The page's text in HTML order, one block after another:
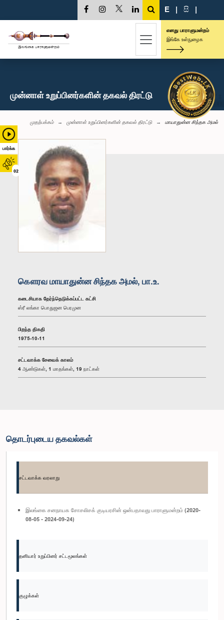
பார்க்க
02
E | සි |
எனது பாராளுமன்றம்
இங்கே உள்நுழைக
முன்னாள் உறுப்பினர்களின் தகவல் திரட்டு
முதற்பக்கம் முன்னாள் உறுப்பினர்களின் தகவல் திரட்டு மாயாதுன்ன சிந்தக அமல்
கௌரவ மாயாதுன்ன சிந்தக அமல், பா.உ.
கடைசியாக தேர்ந்தெடுக்கப்பட்ட கட்சி
ஸ்ரீ லங்கா பொதுஜன பெரமுன
பிறந்த திகதி
1975-10-11
சட்டவாக்க சேவைக் காலம்
4 ஆண்டுகள், 1 மாதங்கள், 19 நாட்கள்
தொடர்புடைய தகவல்கள்
சட்டவாக்க வரலாறு
இலங்கை சனநாயக சோசலிசக் குடியரசின் ஒன்பதாவது பாராளுமன்றம் (2020-
08-05 - 2024-09-24)
தனியார் உறுப்பினர் சட்டமூலங்கள்
குழுக்கள்